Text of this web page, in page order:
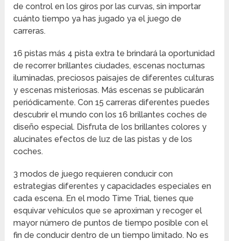
de control en los giros por las curvas, sin importar
cuánto tiempo ya has jugado ya el juego de
carreras.
16 pistas más 4 pista extra te brindará la oportunidad
de recorrer brillantes ciudades, escenas nocturnas
iluminadas, preciosos paisajes de diferentes culturas
y escenas misteriosas. Más escenas se publicarán
periódicamente. Con 15 carreras diferentes puedes
descubrir el mundo con los 16 brillantes coches de
diseño especial. Disfruta de los brillantes colores y
alucinates efectos de luz de las pistas y de los
coches.
3 modos de juego requieren conducir con
estrategias diferentes y capacidades especiales en
cada escena. En el modo Time Trial, tienes que
esquivar vehículos que se aproximan y recoger el
mayor número de puntos de tiempo posible con el
fin de conducir dentro de un tiempo limitado. No es